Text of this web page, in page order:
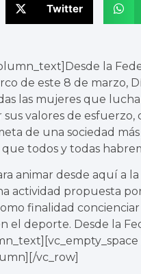
Twitter
la
de este 8 de marzo,
las mujeres que
valores de
de una sociedad
todos y todas
animar desde aquí a
actividad propuesta
finalidad
el deporte. Desde la
vc_row]